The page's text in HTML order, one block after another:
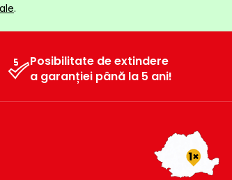
.
Posibilitate de extindere
a garanției până la 5 ani!